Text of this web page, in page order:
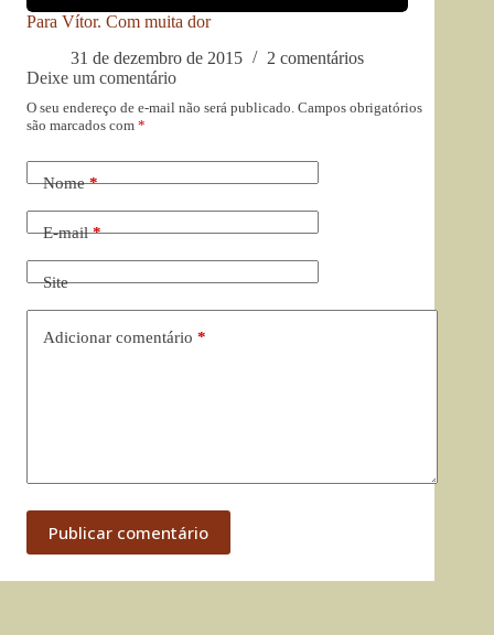
Para Vítor. Com muita dor
31 de dezembro de 2015
2 comentários
Deixe um comentário
O seu endereço de e-mail não será publicado. Campos obrigatórios
são marcados com *
Nome*
E-mail*
Site
Adicionar comentário *
Publicar comentário